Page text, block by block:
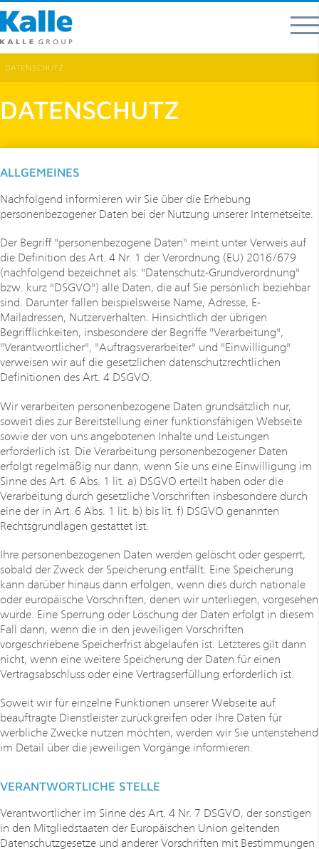
DATENSCHUTZ
DATENSCHUTZ
ALLGEMEINES
Nachfolgend informieren wir Sie über die Erhebung
personenbezogener Daten bei der Nutzung unserer Internetseite.
Der Begriff "personenbezogene Daten" meint unter Verweis auf
die Definition des Art. 4 Nr. 1 der Verordnung (EU) 2016/679
(nachfolgend bezeichnet als: "Datenschutz-Grundverordnung"
bzw. kurz "DSGVO") alle Daten, die auf Sie persönlich beziehbar
sind. Darunter fallen beispielsweise Name, Adresse, E-
Mailadressen, Nutzerverhalten. Hinsichtlich der übrigen
Begrifflichkeiten, insbesondere der Begriffe "Verarbeitung",
"Verantwortlicher", "Auftragsverarbeiter" und "Einwilligung"
verweisen wir auf die gesetzlichen datenschutzrechtlichen
Definitionen des Art. 4 DSGVO.
Wir verarbeiten personenbezogene Daten grundsätzlich nur,
soweit dies zur Bereitstellung einer funktionsfähigen Webseite
sowie der von uns angebotenen Inhalte und Leistungen
erforderlich ist. Die Verarbeitung personenbezogener Daten
erfolgt regelmäßig nur dann, wenn Sie uns eine Einwilligung im
Sinne des Art. 6 Abs. 1 lit. a) DSGVO erteilt haben oder die
Verarbeitung durch gesetzliche Vorschriften insbesondere durch
eine der in Art. 6 Abs. 1 lit. b) bis lit. f) DSGVO genannten
Rechtsgrundlagen gestattet ist.
Ihre personenbezogenen Daten werden gelöscht oder gesperrt,
sobald der Zweck der Speicherung entfällt. Eine Speicherung
kann darüber hinaus dann erfolgen, wenn dies durch nationale
oder europäische Vorschriften, denen wir unterliegen, vorgesehen
wurde. Eine Sperrung oder Löschung der Daten erfolgt in diesem
Fall dann, wenn die in den jeweiligen Vorschriften
vorgeschriebene Speicherfrist abgelaufen ist. Letzteres gilt dann
nicht, wenn eine weitere Speicherung der Daten für einen
Vertragsabschluss oder eine Vertragserfüllung erforderlich ist.
Soweit wir für einzelne Funktionen unserer Webseite auf
beauftragte Dienstleister zurückgreifen oder Ihre Daten für
werbliche Zwecke nutzen möchten, werden wir Sie untenstehend
im Detail über die jeweiligen Vorgänge informieren.
VERANTWORTLICHE STELLE
Verantwortlicher im Sinne des Art. 4 Nr. 7 DSGVO, der sonstigen
in den Mitgliedstaaten der Europäischen Union geltenden
Datenschutzgesetze und anderer Vorschriften mit Bestimmungen